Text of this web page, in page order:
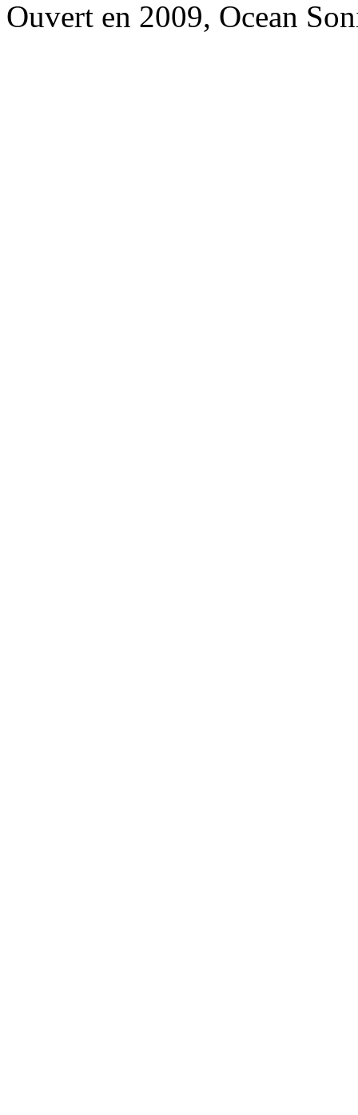
Ouvert en 2009, Ocean